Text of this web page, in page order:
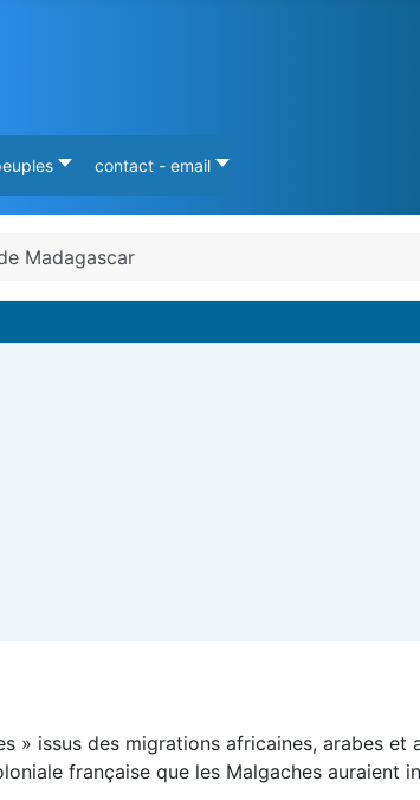
contact - email
Madagascar
issus des migrations africaines, arabes et
française que les Malgaches auraient